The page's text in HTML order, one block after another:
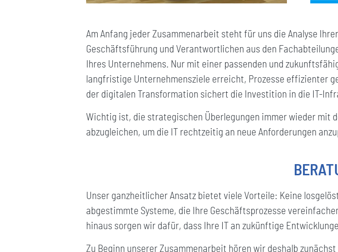
Am Anfang jeder Zusammenarbeit steht für uns die Analyse
Geschäftsführung und Verantwortlichen aus den
Ihres Unternehmens. Nur mit einer passenden und
langfristige Unternehmensziele erreicht, Prozesse effizienter
der digitalen Transformation sichert die Investition in die IT-
Wichtig ist, die strategischen Überlegungen immer wieder mit
abzugleichen, um die IT rechtzeitig an neue Anforderungen
Unser ganzheitlicher Ansatz bietet viele Vorteile: Keine
abgestimmte Systeme, die Ihre Geschäftsprozesse
hinaus sorgen wir dafür, dass Ihre IT an zukünftige
Zu Beginn unserer Zusammenarbeit hören wir deshalb